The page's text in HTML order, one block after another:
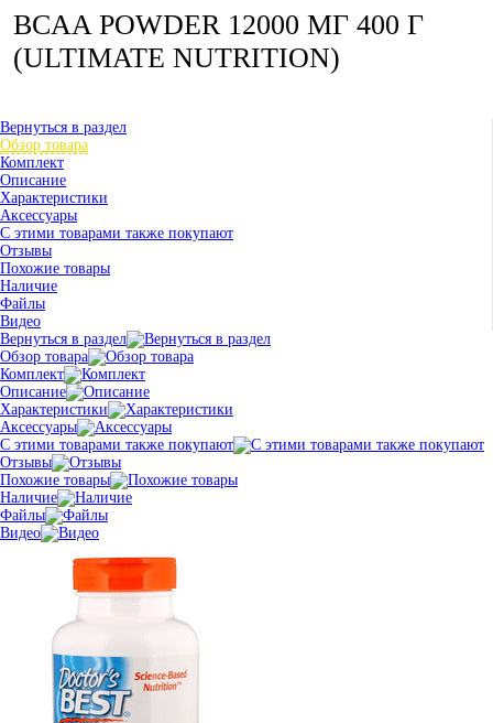
BCAA POWDER 12000 МГ 400 Г
(ULTIMATE NUTRITION)
Вернуться в раздел
Обзор товара
Комплект
Описание
Характеристики
Аксессуары
С этими товарами также покупают
Отзывы
Похожие товары
Наличие
Файлы
Видео
Вернуться в раздел
Обзор товара
Комплект
Описание
Характеристики
Аксессуары
С этими товарами также покупают
Отзывы
Похожие товары
Наличие
Файлы
Видео